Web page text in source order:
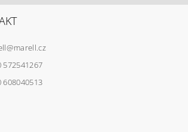
@marell.cz
572541267
608040513